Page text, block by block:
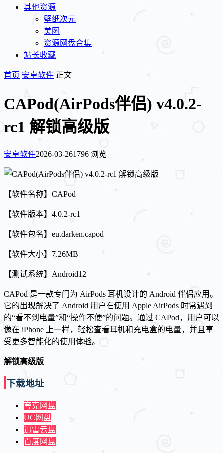
其他资源
壁纸次元
美图
资源网盘合集
站长收藏
首页 安卓软件 正文
CAPod(AirPods伴侣) v4.0.2-
rc1 解锁高级版
安卓软件2026-03-261796 浏览
【软件名称】CAPod
【软件版本】4.0.2-rc1
【软件包名】eu.darken.capod
【软件大小】7.26MB
【测试系统】Android12
CAPod 是一款专门为 AirPods 耳机设计的 Android 伴侣应用。
它的出现解决了 Android 用户在使用 Apple AirPods 时常遇到
的“看不到电量”和“操作不便”的问题。通过 CAPod，用户可以
像在 iPhone 上一样，轻松查看耳机和充电盒的电量，并且享
受更多智能化的使用体验。
解锁高级版
下载地址
夸克网盘
UC网盘
迅雷云盘
百度网盘